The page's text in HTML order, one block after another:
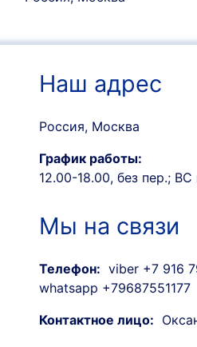
Наш адрес
Россия, Москва
График работы:
12.00-18.00, без пер.;
Мы на связи
Телефон: viber +7 916
whatsapp +79687551177
Контактное лицо: